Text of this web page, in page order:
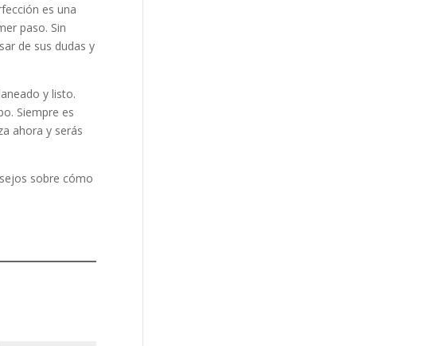
es una
paso. Sin
de sus dudas y
y listo.
Siempre es
ahora y serás
sobre cómo